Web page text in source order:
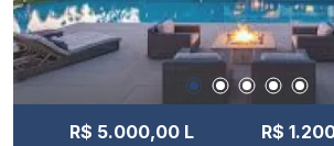
R$ 5.000,00 L R$